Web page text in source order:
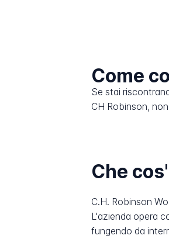
Come
Se stai
CH Robinson,
Che
C.H. Robinson
L'azienda opera
fungendo da